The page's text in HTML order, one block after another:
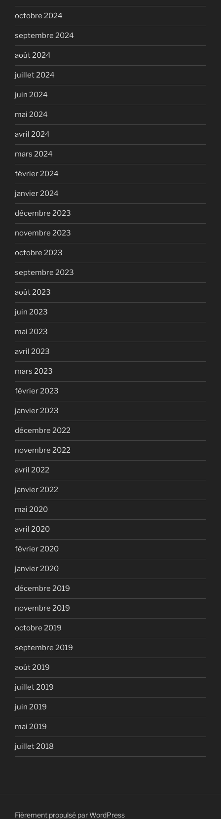
octobre 2024
septembre 2024
août 2024
juillet 2024
juin 2024
mai 2024
avril 2024
mars 2024
février 2024
janvier 2024
décembre 2023
novembre 2023
octobre 2023
septembre 2023
août 2023
juin 2023
mai 2023
avril 2023
mars 2023
février 2023
janvier 2023
décembre 2022
novembre 2022
avril 2022
janvier 2022
mai 2020
avril 2020
février 2020
janvier 2020
décembre 2019
novembre 2019
octobre 2019
septembre 2019
août 2019
juillet 2019
juin 2019
mai 2019
juillet 2018
Fièrement propulsé par WordPress